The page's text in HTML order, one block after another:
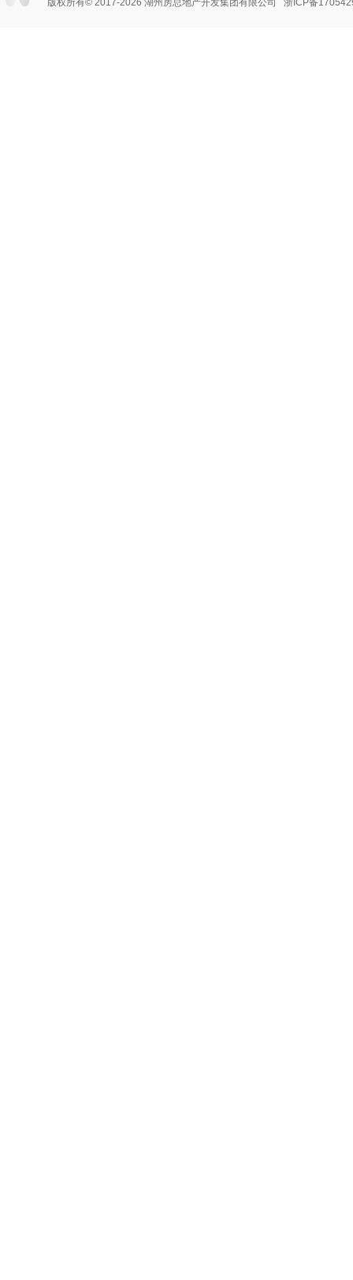
版权所有© 2017-2026 湖州房总地产开发集团有限公司 浙ICP备